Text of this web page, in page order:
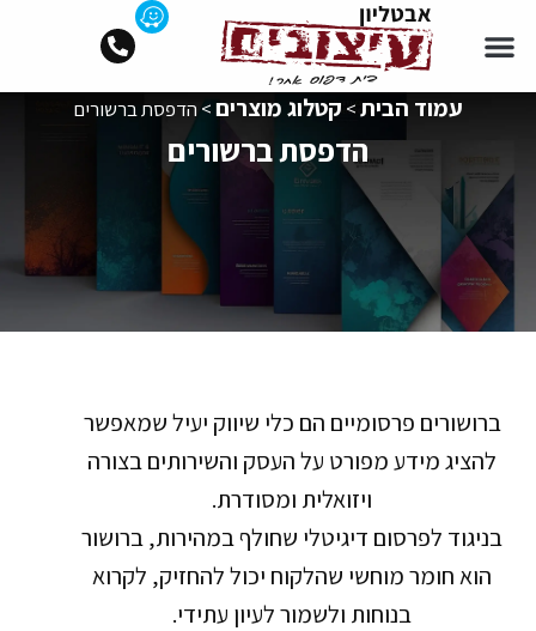
עמוד הבית> קטלוג מוצרים> הדפסת ברשורים
הדפסת ברשורים
ברושורים פרסומיים הם כלי שיווק יעיל שמאפשר
להציג מידע מפורט על העסק והשירותים בצורה
ויזואלית ומסודרת.
בניגוד לפרסום דיגיטלי שחולף במהירות, ברושור
הוא חומר מוחשי שהלקוח יכול להחזיק, לקרוא
בנוחות ולשמור לעיון עתידי.